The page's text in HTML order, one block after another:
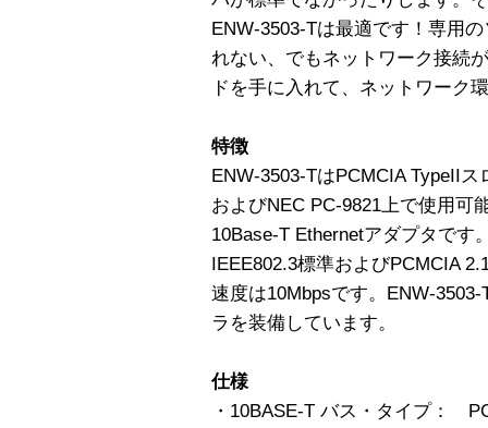
ENW-3503-Tは最適です！専用
れない、でもネットワーク接続
ドを手に入れて、ネットワーク
特徴
ENW-3503-TはPCMCIA TypeII
およびNEC PC-9821上で使用可
10Base-T Ethernetアダプタです
IEEE802.3標準およびPCMCIA
速度は10Mbpsです。ENW-
ラを装備しています。
仕様
・10BASE-T バス・タイプ：